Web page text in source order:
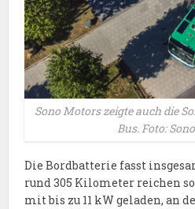
Sono Motors zeigte auch die
Bus. Foto:
Die Bordbatterie fasst
rund 305 Kilometer reichen
mit bis zu 11 kW geladen, an